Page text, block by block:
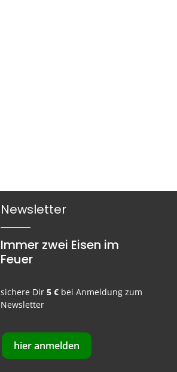
Newsletter
Immer zwei Eisen im
Feuer
sichere Dir5 € bei Anmeldung zum
Newsletter
hier anmelden